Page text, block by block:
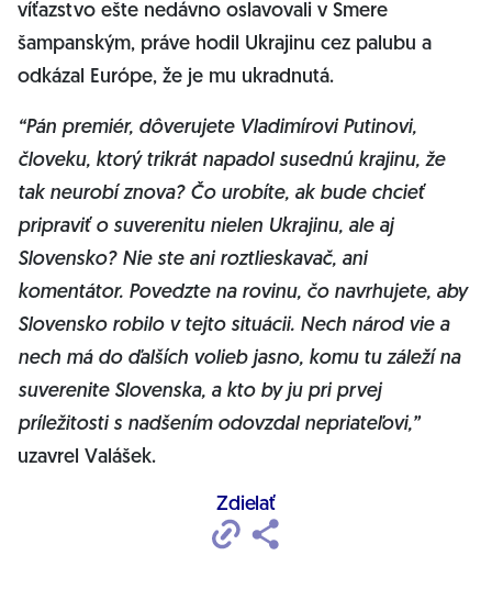
víťazstvo ešte nedávno oslavovali v Smere
šampanským, práve hodil Ukrajinu cez palubu a
odkázal Európe, že je mu ukradnutá.
“Pán premiér, dôverujete Vladimírovi Putinovi,
človeku, ktorý trikrát napadol susednú krajinu, že
tak neurobí znova? Čo urobíte, ak bude chcieť
pripraviť o suverenitu nielen Ukrajinu, ale aj
Slovensko? Nie ste ani roztlieskavač, ani
komentátor. Povedzte na rovinu, čo navrhujete, aby
Slovensko robilo v tejto situácii. Nech národ vie a
nech má do ďalších volieb jasno, komu tu záleží na
suverenite Slovenska, a kto by ju pri prvej
príležitosti s nadšením odovzdal nepriateľovi,”
uzavrel Valášek.
Zdielať